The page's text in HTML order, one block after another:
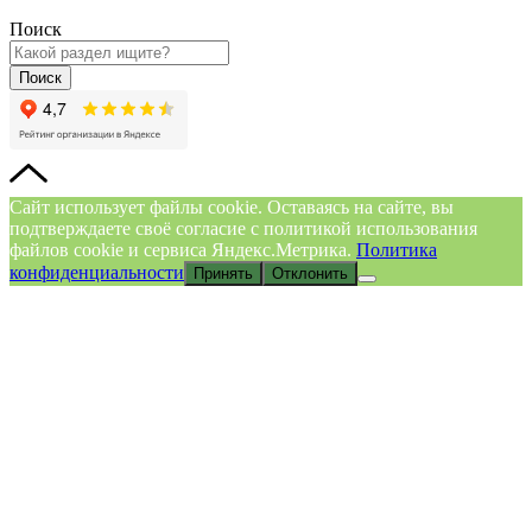
Поиск
Поиск
Сайт использует файлы cookie. Оставаясь на сайте, вы
подтверждаете своё согласие с политикой использования
файлов cookie и сервиса Яндекс.Метрика. Политика
конфиденциальности
Принять Отклонить